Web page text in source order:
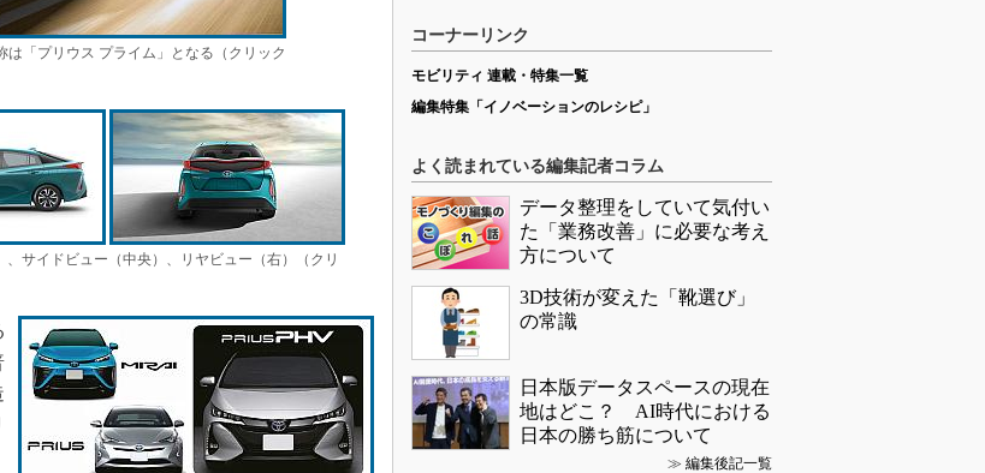
「プリウス プライム」となる（クリック
サイドビュー（中央）、リヤビュー（右）（クリ
コーナーリンク
モビリティ 連載・特集一覧
編集特集「イノベーションのレシピ」
よく読まれている編集記者コラム
データ整理をしていて気付い
た「業務改善」に必要な考え
方について
3D技術が変えた「靴選び」
の常識
日本版データスペースの現在
地はどこ？ AI時代における
日本の勝ち筋について
≫ 編集後記一覧